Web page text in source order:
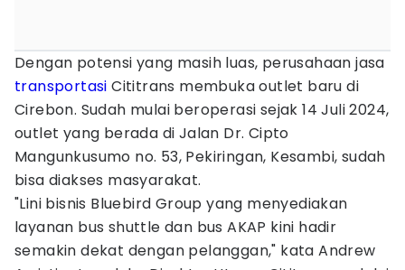
Dengan potensi yang masih luas, perusahaan jasa
transportasi Cititrans membuka outlet baru di
Cirebon. Sudah mulai beroperasi sejak 14 Juli 2024,
outlet yang berada di Jalan Dr. Cipto
Mangunkusumo no. 53, Pekiringan, Kesambi, sudah
bisa diakses masyarakat.
"Lini bisnis Bluebird Group yang menyediakan
layanan bus shuttle dan bus AKAP kini hadir
semakin dekat dengan pelanggan," kata Andrew